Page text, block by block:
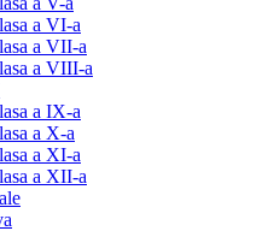
a VI-a
a VII-a
a VIII-a
a IX-a
a X-a
a XI-a
a XII-a